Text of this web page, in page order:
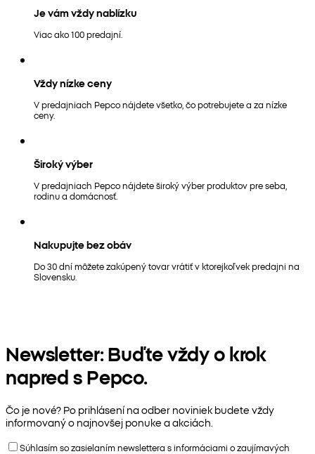
Je vám vždy nablízku
Viac ako 100 predajní.
Vždy nízke ceny
V predajniach Pepco nájdete všetko, čo potrebujete a za nízke
ceny.
Široký výber
V predajniach Pepco nájdete široký výber produktov pre seba,
rodinu a domácnosť.
Nakupujte bez obáv
Do 30 dní môžete zakúpený tovar vrátiť v ktorejkoľvek predajni na
Slovensku.
Newsletter: Buďte vždy o krok
napred s Pepco.
Čo je nové? Po prihlásení na odber noviniek budete vždy
informovaný o najnovšej ponuke a akciách.
Súhlasím so zasielaním newslettera s informáciami o zaujímavých